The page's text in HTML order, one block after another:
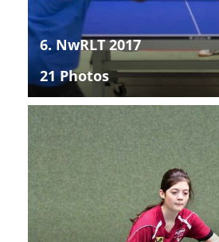
6. NwRLT 2017
21 Photos